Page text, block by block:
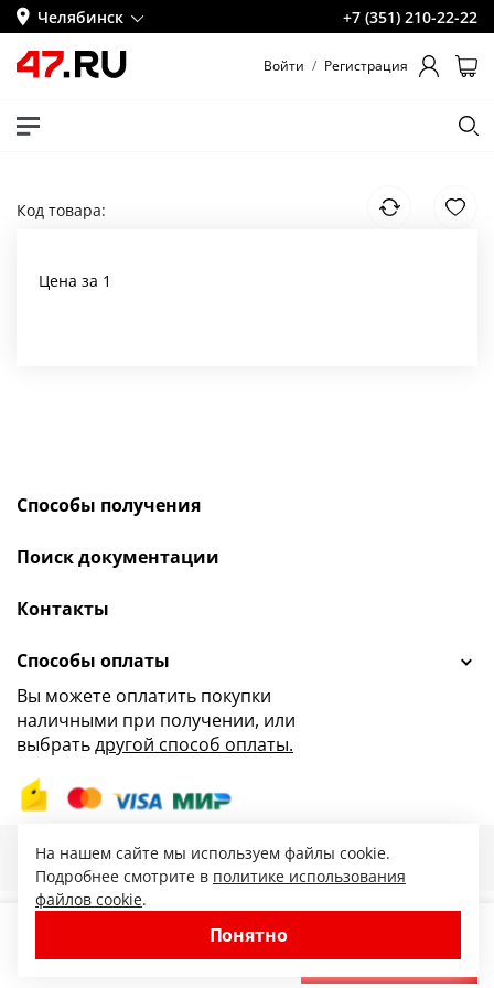
Челябинск +7 (351) 210-22-22
Войти / Регистрация
Код товара:
− + В корзину
Цена за 1
Способы получения
Поиск документации
Контакты
Способы оплаты
Вы можете оплатить покупки
наличными при получении, или
выбратьдругой способ оплаты.
На нашем сайте мы используем файлы cookie.
Подробнее смотрите в политике использования
файлов cookie.
Понятно
47.ru — интернет-магазин сантехники от
© 2010-2026. Все права защищены.